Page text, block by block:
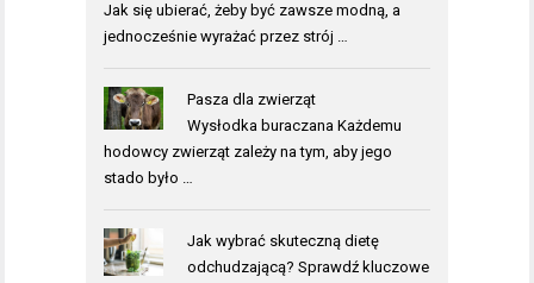
Jak się ubierać, żeby być zawsze modną, a
jednocześnie wyrażać przez strój …
Pasza dla zwierząt
Wysłodka buraczana Każdemu
hodowcy zwierząt zależy na tym, aby jego
stado było …
Jak wybrać skuteczną dietę
odchudzającą? Sprawdź kluczowe